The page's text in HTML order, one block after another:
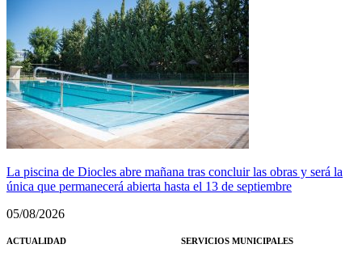
La piscina de Diocles abre mañana tras concluir las obras y será la
única que permanecerá abierta hasta el 13 de septiembre
05/08/2026
ACTUALIDAD SERVICIOS MUNICIPALES